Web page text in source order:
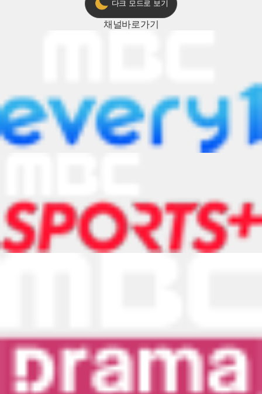
다크 모드로 보기
채널바로가기